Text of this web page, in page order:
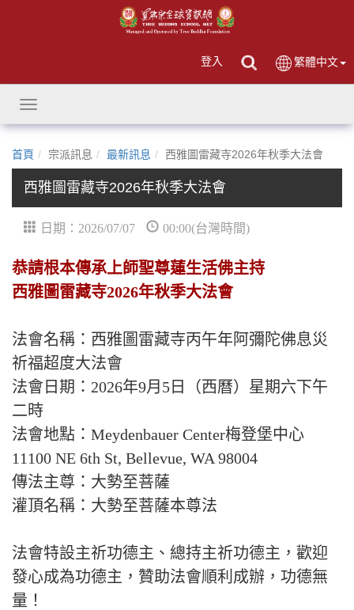
登入 繁體中文
Toggle
navigation
首頁 宗派訊息 最新訊息 西雅圖雷藏寺2026年秋季大法會
西雅圖雷藏寺2026年秋季大法會
日期：2026/07/07 00:00(台灣時間)
恭請根本傳承上師聖尊蓮生活佛主持
西雅圖雷藏寺2026年秋季大法會
法會名稱：西雅圖雷藏寺丙午年阿彌陀佛息災
祈福超度大法會
法會日期：2026年9月5日（西曆）星期六下午
二時
法會地點：Meydenbauer Center梅登堡中心
11100 NE 6th St, Bellevue, WA 98004
傳法主尊：大勢至菩薩
灌頂名稱：大勢至菩薩本尊法
法會特設主祈功德主、總持主祈功德主，歡迎
發心成為功德主，贊助法會順利成辦，功德無
量！